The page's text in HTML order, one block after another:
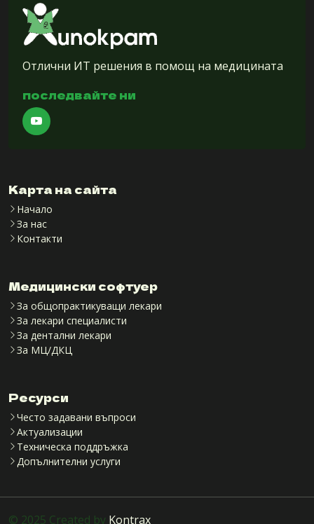
Отлични ИТ решения в помощ на медицината
последвайте ни
Карта на сайта
Начало
За нас
Контакти
Медицински софтуер
За общопрактикуващи лекари
За лекари специалисти
За дентални лекари
За МЦ/ДКЦ
Ресурси
Често задавани въпроси
Актуализации
Техническа поддръжка
Допълнителни услуги
© 2025 Created by Kontrax